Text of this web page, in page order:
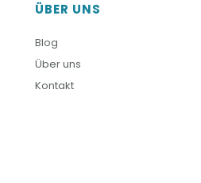
ÜBER UNS
Blog
Über uns
Kontakt